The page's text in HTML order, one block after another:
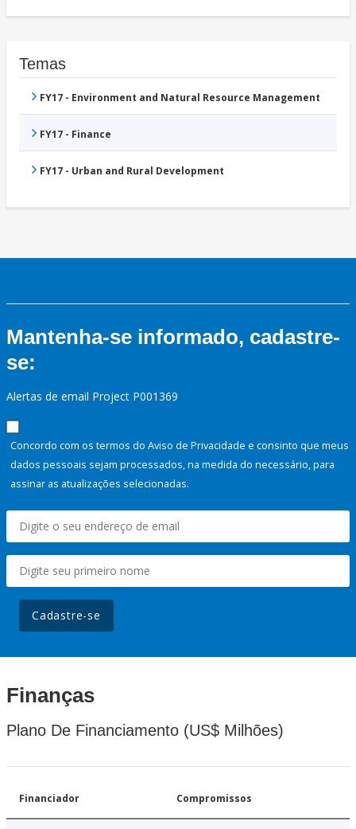
Temas
FY17 - Environment and Natural Resource Management
FY17 - Finance
FY17 - Urban and Rural Development
Mantenha-se informado, cadastre-
se:
Alertas de email Project P001369
Concordo com os termos do Aviso de Privacidade e consinto que meus
dados pessoais sejam processados, na medida do necessário, para
assinar as atualizações selecionadas.
Cadastre-se
Finanças
Plano De Financiamento (US$ Milhões)
Financiador Compromissos